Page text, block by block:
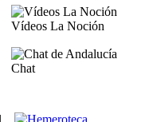
Vídeos La Noción
Chat